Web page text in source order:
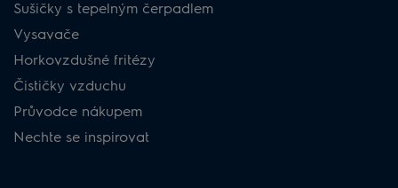
Sušičky s tepelným čerpadlem
Vysavače
Horkovzdušné fritézy
Čističky vzduchu
Průvodce nákupem
Nechte se inspirovat